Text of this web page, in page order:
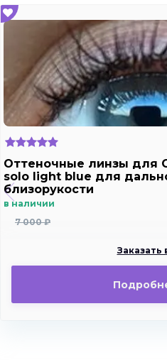
Оттеночные линзы для
solo light blue для
близорукости
в наличии
7 000 ₽
Заказать